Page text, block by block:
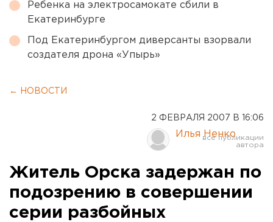
Ребенка на электросамокате сбили в
Екатеринбурге
Под Екатеринбургом диверсанты взорвали
создателя дрона «Упырь»
← НОВОСТИ
2 ФЕВРАЛЯ 2007 В 16:06
Илья Ненко
Житель Орска задержан по
подозрению в совершении
серии разбойных